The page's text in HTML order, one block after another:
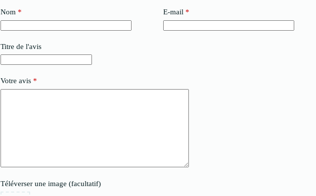
Nom * E-mail *
Titre de l'avis
Votre avis *
Téléverser une image (facultatif)